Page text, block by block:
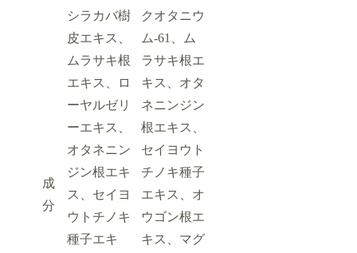
成
分
シラカバ樹
皮エキス、
ムラサキ根
エキス、ロ
ーヤルゼリ
ーエキス、
オタネニン
ジン根エキ
ス、セイヨ
ウトチノキ
種子エキ
クオタニウ
ム-61、ム
ラサキ根エ
キス、オタ
ネニンジン
根エキス、
セイヨウト
チノキ種子
エキス、オ
ウゴン根エ
キス、マグ